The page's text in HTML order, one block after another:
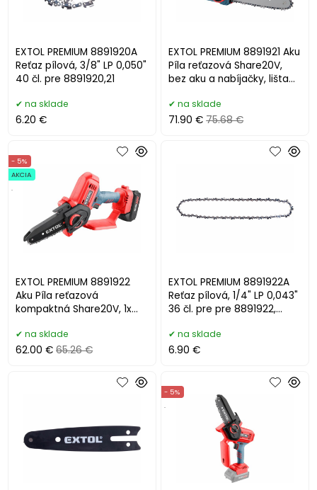
EXTOL PREMIUM 8891920A
Reťaz pílová, 3/8" LP 0,050"
40 čl. pre 8891920,21
na sklade
6.20 €
EXTOL PREMIUM 8891921 Aku
Píla reťazová Share20V,
bez aku a nabíjačky, lišta
na sklade
71.90 € 75.68 €
EXTOL PREMIUM 8891922
Aku Píla reťazová
kompaktná Share20V, 1x
- 5%
AKCIA
.
na sklade
62.00 € 65.26 €
EXTOL PREMIUM 8891922A
Reťaz pílová, 1/4" LP 0,043"
36 čl. pre pre 8891922,
na sklade
6.90 €
- 5%
.